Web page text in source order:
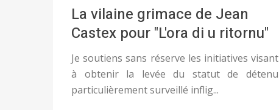
La vilaine grimace de Jean
Castex pour "L'ora di u ritornu"
Je soutiens sans réserve les initiatives visant
à obtenir la levée du statut de détenu
particulièrement surveillé inflig...